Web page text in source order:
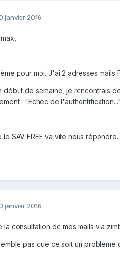
janvier 2016
pour moi. J'ai 2 adresses mails
début de semaine, je rencontrais
: "Echec de l'authentification..."
SAV FREE va vite nous répondre...
janvier 2016
la consultation de mes mails via
pas que ce soit un